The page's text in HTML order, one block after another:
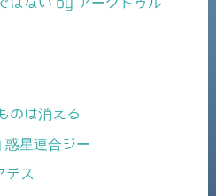
はない by アークトゥル
のは消える
星連合ジー
デス